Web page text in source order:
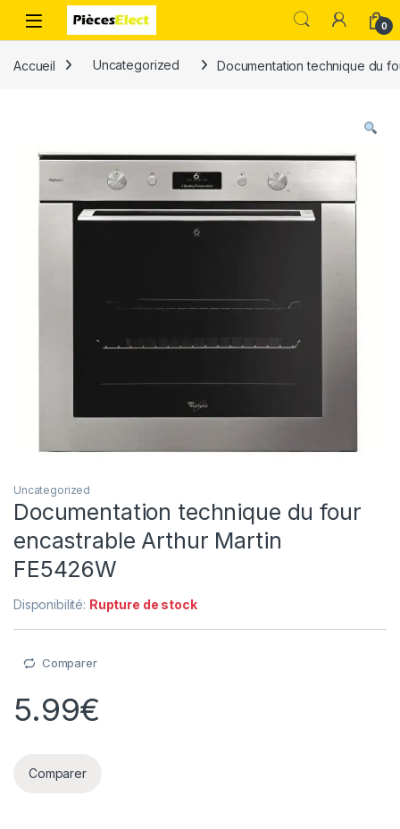
0
Accueil Uncategorized Documentation technique du
Uncategorized
Documentation technique du four
encastrable Arthur Martin
FE5426W
Disponibilité: Rupture de stock
Comparer
5.99€
Comparer